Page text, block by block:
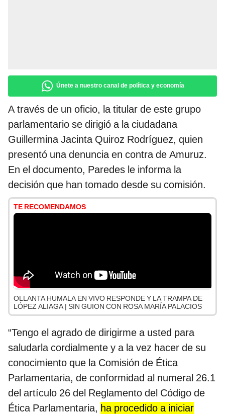
Únete a nuestro canal de política y economía
A través de un oficio, la titular de este grupo
parlamentario se dirigió a la ciudadana
Guillermina Jacinta Quiroz Rodríguez, quien
presentó una denuncia en contra de Amuruz.
En el documento, Paredes le informa la
decisión que han tomado desde su comisión.
TE RECOMENDAMOS
OLLANTA HUMALA EN VIVO RESPONDE Y LA TRAMPA DE
LÓPEZ ALIAGA | SIN GUION CON ROSA MARÍA PALACIOS
“Tengo el agrado de dirigirme a usted para
saludarla cordialmente y a la vez hacer de su
conocimiento que la Comisión de Ética
Parlamentaria, de conformidad al numeral 26.1
del artículo 26 del Reglamento del Código de
Ética Parlamentaria, ha procedido a iniciar